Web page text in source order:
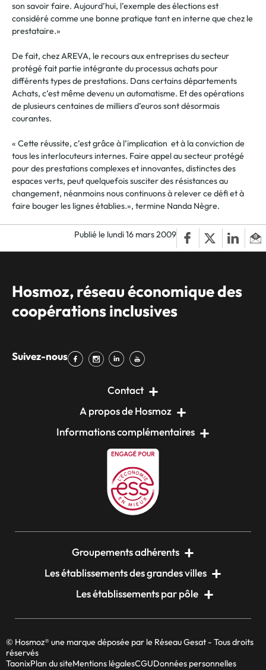
son savoir faire. Aujourd’hui, l’exemple des élections est
considéré comme une bonne pratique tant en interne que chez le
prestataire.»
De fait, chez AREVA, le recours aux entreprises du secteur
protégé fait partie intégrante du processus achats pour
différents types de prestations. Dans certains départements
Achats, c’est même devenu un automatisme. Et des opérations
de plusieurs centaines de milliers d’euros sont désormais
courantes.
« Cette réussite, c’est grâce à l’implication et à la conviction de
tous les interlocuteurs internes. Faire appel au secteur protégé
pour des prestations complexes et innovantes, distinctes des
espaces verts, peut quelquefois susciter des résistances au
changement, néanmoins nous continuons à relever ce défi et à
faire bouger les lignes établies.», termine Nanda Nègre.
Publié le lundi 16 mars 2009
Hosmoz, réseau économique des
coopérations inclusives
Suivez-nous
Contact
A propos de Hosmoz
Informations complémentaires
Groupements adhérents
Les établissements des grandes villes
Les établissements par pôle
© Hosmoz® une marque déposée par le Réseau Gesat - Tous droits
réservés
TaonixPlan du siteMentions légalesCGUDonnées personnelles